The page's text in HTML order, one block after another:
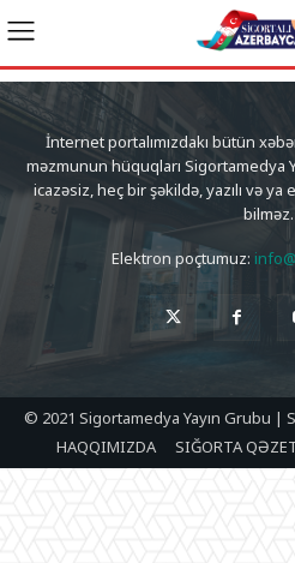
İnternet portalımızdakı bütün
məzmunun hüquqları Sigortamedya
icazəsiz, heç bir şəkildə, yazılı və
bilməz.
Elektron poçtumuz:
© 2021 Sigortamedya Yayın Grubu |
HAQQIMIZDA
SIĞORTA